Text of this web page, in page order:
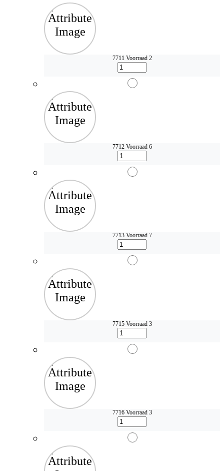
7711 Voorraad 2
7712 Voorraad 6
7713 Voorraad 7
7715 Voorraad 3
7716 Voorraad 3